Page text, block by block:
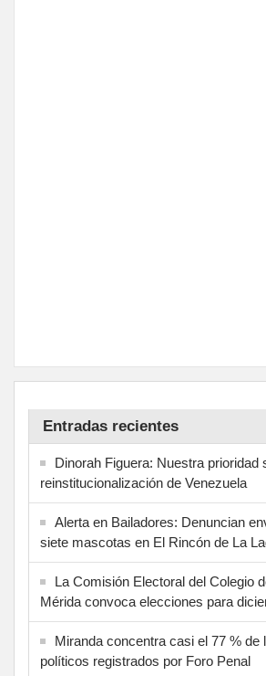
Entradas recientes
Dinorah Figuera: Nuestra prioridad
reinstitucionalización de Venezuela
Alerta en Bailadores: Denuncian
siete mascotas en El Rincón de La
La Comisión Electoral del Colegio
Mérida convoca elecciones para
Miranda concentra casi el 77 % de
políticos registrados por Foro Penal